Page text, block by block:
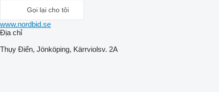
Gọi lại cho tôi
www.nordbid.se
Địa chỉ
Thụy Điển, Jönköping, Kärrviolsv. 2A